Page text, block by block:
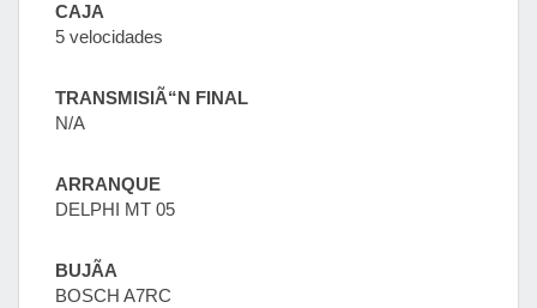
CAJA
5 velocidades
TRANSMISIÃ“N FINAL
N/A
ARRANQUE
DELPHI MT 05
BUJÃA
BOSCH A7RC